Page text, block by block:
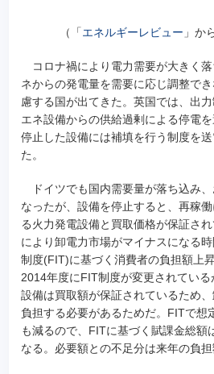
（「エネルギーレビュー 」か
コロナ禍により電力需要が大きく落
ネからの発電量を需要に応じ調整で
慮する国が出てきた。英国では、出
エネ設備からの供給過剰による停電
停止した設備には補填を行う制度を
た。
ドイツでも国内需要量が落ち込み
なったが、設備を停止すると、再稼
る火力発電設備と買取価格が保証さ
により卸電力市場がマイナスになる
制度(FIT)に基づく消費者の負担額上
2014年度にFIT制度が変更されてい
設備は買取額が保証されているため
負担する必要があるためだ。FITで想
も減るので、FITに基づく賦課金総額
なる。必要額との不足分は来年の負担